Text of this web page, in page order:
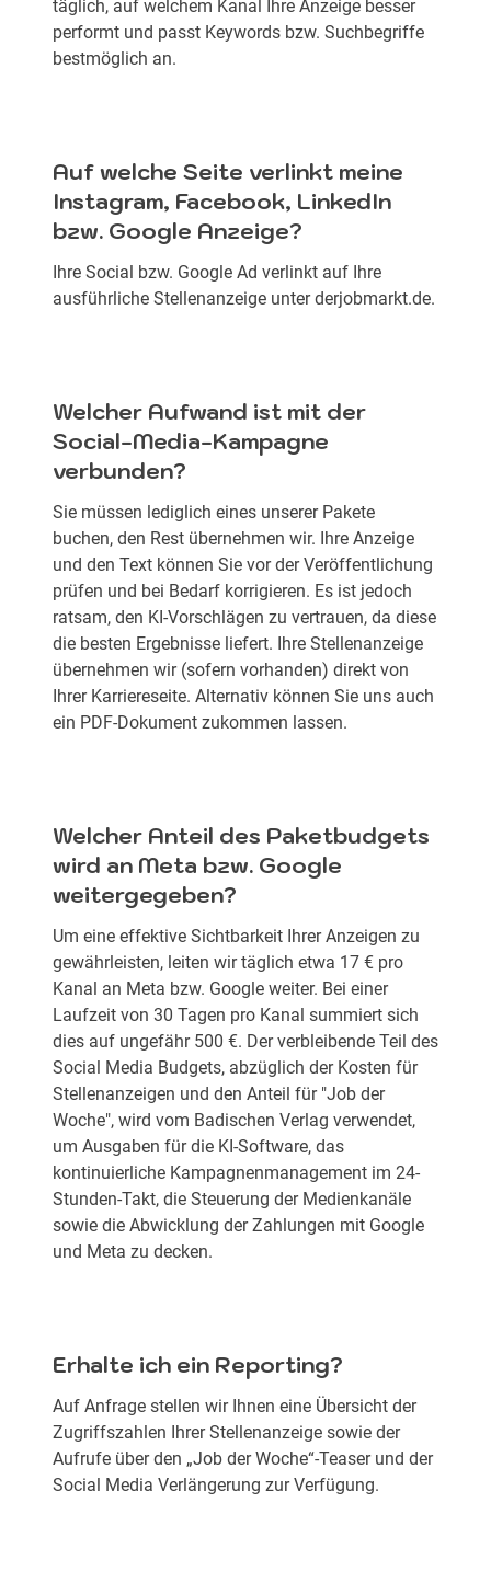
täglich, auf welchem Kanal Ihre Anzeige besser
performt und passt Keywords bzw. Suchbegriffe
bestmöglich an.
Auf welche Seite verlinkt meine
Instagram, Facebook, LinkedIn
bzw. Google Anzeige?
Ihre Social bzw. Google Ad verlinkt auf Ihre
ausführliche Stellenanzeige unter derjobmarkt.de.
Welcher Aufwand ist mit der
Social-Media-Kampagne
verbunden?
Sie müssen lediglich eines unserer Pakete
buchen, den Rest übernehmen wir. Ihre Anzeige
und den Text können Sie vor der Veröffentlichung
prüfen und bei Bedarf korrigieren. Es ist jedoch
ratsam, den KI-Vorschlägen zu vertrauen, da diese
die besten Ergebnisse liefert. Ihre Stellenanzeige
übernehmen wir (sofern vorhanden) direkt von
Ihrer Karriereseite. Alternativ können Sie uns auch
ein PDF-Dokument zukommen lassen.
Welcher Anteil des Paketbudgets
wird an Meta bzw. Google
weitergegeben?
Um eine effektive Sichtbarkeit Ihrer Anzeigen zu
gewährleisten, leiten wir täglich etwa 17 € pro
Kanal an Meta bzw. Google weiter. Bei einer
Laufzeit von 30 Tagen pro Kanal summiert sich
dies auf ungefähr 500 €. Der verbleibende Teil des
Social Media Budgets, abzüglich der Kosten für
Stellenanzeigen und den Anteil für "Job der
Woche", wird vom Badischen Verlag verwendet,
um Ausgaben für die KI-Software, das
kontinuierliche Kampagnenmanagement im 24-
Stunden-Takt, die Steuerung der Medienkanäle
sowie die Abwicklung der Zahlungen mit Google
und Meta zu decken.
Erhalte ich ein Reporting?
Auf Anfrage stellen wir Ihnen eine Übersicht der
Zugriffszahlen Ihrer Stellenanzeige sowie der
Aufrufe über den „Job der Woche“-Teaser und der
Social Media Verlängerung zur Verfügung.